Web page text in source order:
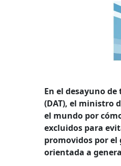
En el desayuno
(DAT), el ministro
el mundo por
excluidos para
promovidos por
orientada a